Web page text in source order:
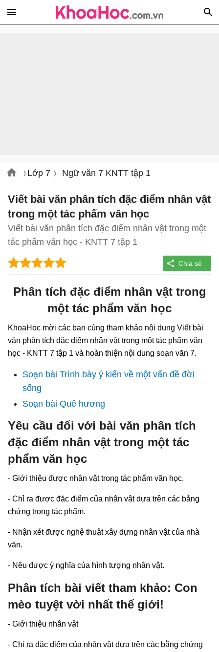
Lớp 7 Ngữ văn 7 KNTT tập 1
Viết bài văn phân tích đặc điểm nhân vật
trong một tác phẩm văn học
Viết bài văn phân tích đặc điểm nhân vật trong một
tác phẩm văn học - KNTT 7 tập 1
Phân tích đặc điểm nhân vật trong
một tác phẩm văn học
KhoaHoc mời các bạn cùng tham khảo nội dung Viết bài
văn phân tích đặc điểm nhân vật trong một tác phẩm văn
học - KNTT 7 tập 1 và hoàn thiện nội dung soạn văn 7.
Soạn bài Trình bày ý kiến về một vấn đề đời
sống
Soạn bài Quê hương
Yêu cầu đối với bài văn phân tích
đặc điểm nhân vật trong một tác
phẩm văn học
- Giới thiệu được nhân vật trong tác phẩm văn học.
- Chỉ ra được đặc điểm của nhân vật dựa trên các bằng
chứng trong tác phẩm.
- Nhận xét được nghệ thuật xây dựng nhân vật của nhà
văn.
- Nêu được ý nghĩa của hình tượng nhân vật.
Phân tích bài viết tham khảo: Con
mèo tuyệt vời nhất thế giới!
- Giới thiệu nhân vật
- Chỉ ra đặc điểm của nhân vật dựa trên các bằng chứng